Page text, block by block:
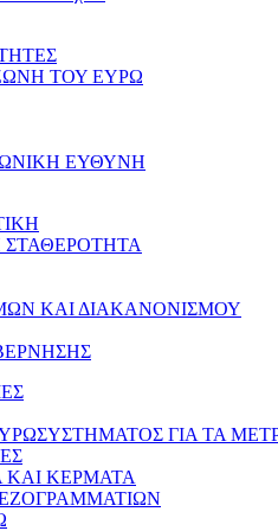
ΤΟΥ ΕΥΡΩ
ΕΥΘΥΝΗ
ΚΑΙ ΔΙΑΚΑΝΟΝΙΣΜΟΥ
ΓΙΑ ΤΑ
ΚΕΡΜΑΤΑ